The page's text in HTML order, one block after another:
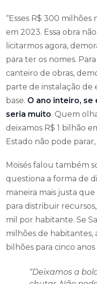
“Esses R$ 300 milhões
em 2023. Essa obra
licitarmos agora,
para ter os nomes.
canteiro de obras,
parte de instalação de
base. O ano inteiro, se
seria muito. Quem
deixamos R$ 1 bilhão
Estado não pode
Moisés falou também
questiona a forma de
maneira mais justa
para distribuir
mil por habitante. Se
milhões de habitantes,
bilhões para cinco
“Deixamos a